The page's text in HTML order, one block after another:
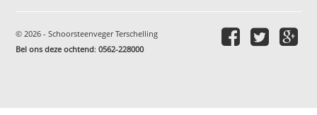
© 2026 - Schoorsteenveger Terschelling
Bel ons deze ochtend:0562-228000